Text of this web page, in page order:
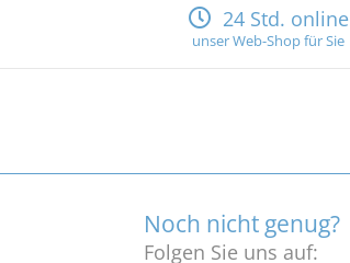
24 Std. online
unser Web-Shop für Sie
Noch nicht genug?
Folgen Sie uns auf: